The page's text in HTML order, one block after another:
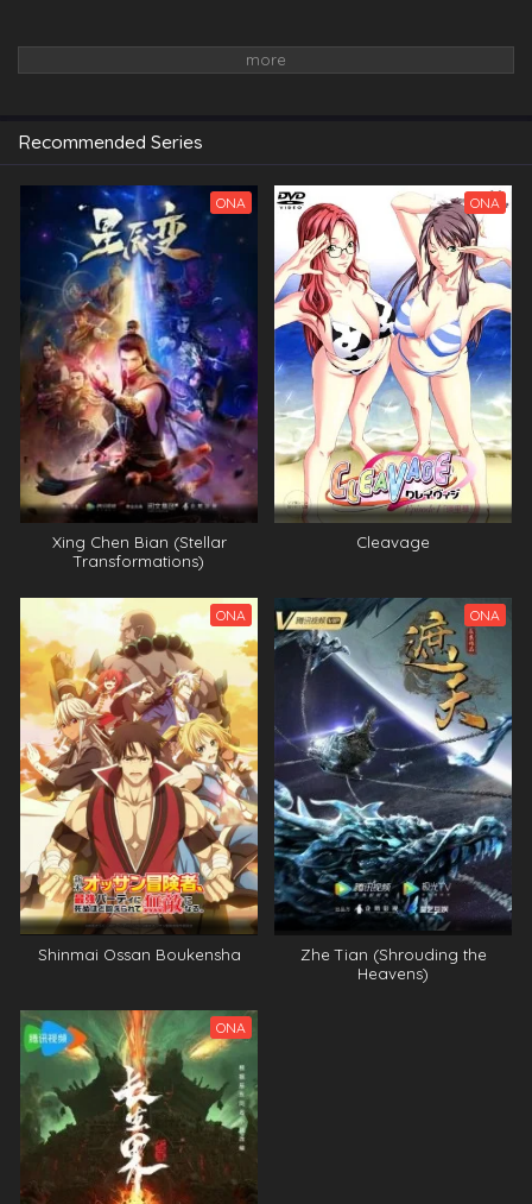
Recommended Series
ONA
Xing Chen Bian (Stellar
Transformations)
ONA
Cleavage
ONA
Shinmai Ossan Boukensha
ONA
Zhe Tian (Shrouding the
Heavens)
ONA